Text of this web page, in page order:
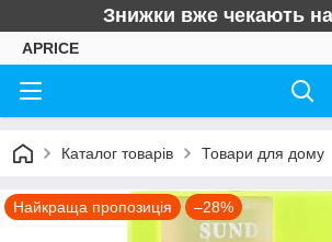
Знижки вже чекають
APRICE
Каталог товарів Товари для дому
Найкраща пропозиція –28%